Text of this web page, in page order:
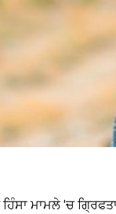
ਮਾਮਲੇ 'ਚ